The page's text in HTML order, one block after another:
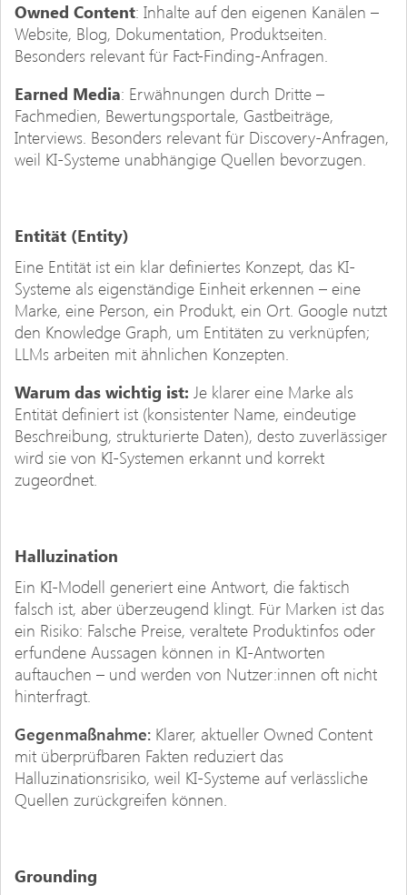
Owned Content: Inhalte auf den eigenen Kanälen –
Website, Blog, Dokumentation, Produktseiten.
Besonders relevant für Fact-Finding-Anfragen.
Earned Media: Erwähnungen durch Dritte –
Fachmedien, Bewertungsportale, Gastbeiträge,
Interviews. Besonders relevant für Discovery-Anfragen,
weil KI-Systeme unabhängige Quellen bevorzugen.
Entität (Entity)
Eine Entität ist ein klar definiertes Konzept, das KI-
Systeme als eigenständige Einheit erkennen – eine
Marke, eine Person, ein Produkt, ein Ort. Google nutzt
den Knowledge Graph, um Entitäten zu verknüpfen;
LLMs arbeiten mit ähnlichen Konzepten.
Warum das wichtig ist: Je klarer eine Marke als
Entität definiert ist (konsistenter Name, eindeutige
Beschreibung, strukturierte Daten), desto zuverlässiger
wird sie von KI-Systemen erkannt und korrekt
zugeordnet.
Halluzination
Ein KI-Modell generiert eine Antwort, die faktisch
falsch ist, aber überzeugend klingt. Für Marken ist das
ein Risiko: Falsche Preise, veraltete Produktinfos oder
erfundene Aussagen können in KI-Antworten
auftauchen – und werden von Nutzer:innen oft nicht
hinterfragt.
Gegenmaßnahme: Klarer, aktueller Owned Content
mit überprüfbaren Fakten reduziert das
Halluzinationsrisiko, weil KI-Systeme auf verlässliche
Quellen zurückgreifen können.
Grounding